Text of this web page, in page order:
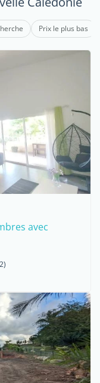
Prix le plus bas
avec